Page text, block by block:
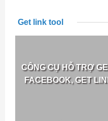
Get link tool
CÔNG CỤ HỖ TRỢ
FACEBOOK, GET